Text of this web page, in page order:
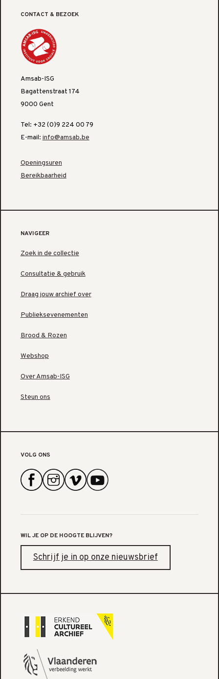
CONTACT & BEZOEK
Amsab-ISG
Bagattenstraat 174
9000 Gent
Tel: +32 (0)9 224 00 79
E-mail: info@amsab.be
Openingsuren
Bereikbaarheid
NAVIGEER
Zoek in de collectie
Consultatie & gebruik
Draag jouw archief over
Publieksevenementen
Brood & Rozen
Webshop
Over Amsab-ISG
Steun ons
VOLG ONS
WIL JE OP DE HOOGTE BLIJVEN?
Schrijf je in op onze nieuwsbrief